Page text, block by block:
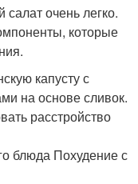
салат очень легко.
которые
капусту с
на основе сливок.
расстройство
блюда Похудение с